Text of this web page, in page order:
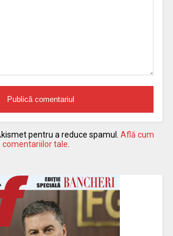
pentru a reduce spamul. Află cum
tale